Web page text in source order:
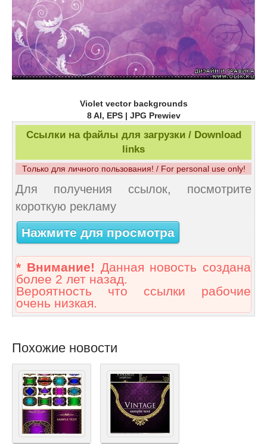
Violet vector backgrounds
8 AI, EPS | JPG Prewiev
Ссылки на файлы для загрузки / Download
links
Только для личного пользования! / For personal use only!
Для получения ссылок, посмотрите
короткую рекламу
Нажмите для просмотра
* Внимание! Данная новость создана
более 2 лет назад.
Вероятность что ссылки рабочие
очень низкая.
Похожие новости